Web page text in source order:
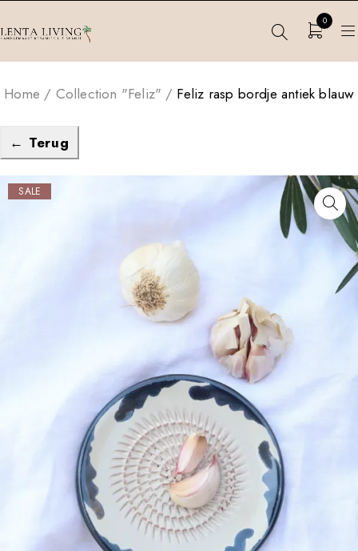
0
Home / Collection "Feliz" / Feliz rasp bordje antiek blauw
← Terug
SALE